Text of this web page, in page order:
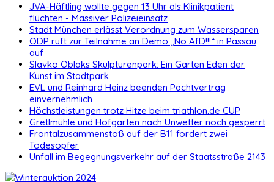
JVA-Häftling wollte gegen 13 Uhr als Klinikpatient
flüchten - Massiver Polizeieinsatz
Stadt München erlässt Verordnung zum Wassersparen
ÖDP ruft zur Teilnahme an Demo „No AfD!!!“ in Passau
auf
Slavko Oblaks Skulpturenpark: Ein Garten Eden der
Kunst im Stadtpark
EVL und Reinhard Heinz beenden Pachtvertrag
einvernehmlich
Höchstleistungen trotz Hitze beim triathlon.de CUP
Gretlmühle und Hofgarten nach Unwetter noch gesperrt
Frontalzusammenstoß auf der B11 fordert zwei
Todesopfer
Unfall im Begegnungsverkehr auf der Staatsstraße 2143